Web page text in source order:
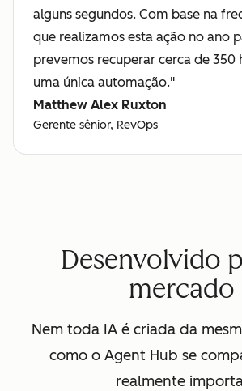
alguns segundos. Com base na
que realizamos esta ação no ano
prevemos recuperar cerca de 350
uma única automação."
Matthew Alex Ruxton
Gerente sênior, RevOps
Desenvolvido
mercado
Nem toda IA é criada da
como o Agent Hub se
realmente